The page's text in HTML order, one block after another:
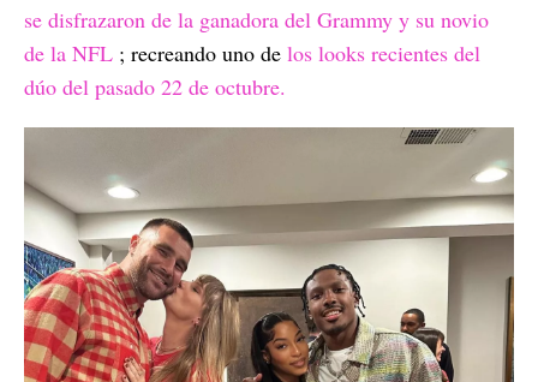
se disfrazaron de la ganadora del Grammy y su novio
de la NFL ; recreando uno de los looks recientes del
dúo del pasado 22 de octubre.